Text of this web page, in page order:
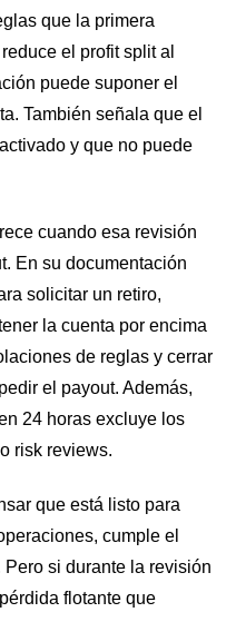
que la primera
el profit split al
puede suponer el
También señala que el
y que no puede
cuando esa revisión
En su documentación
solicitar un retiro,
la cuenta por encima
de reglas y cerrar
el payout. Además,
24 horas excluye los
risk reviews.
que está listo para
cumple el
si durante la revisión
flotante que